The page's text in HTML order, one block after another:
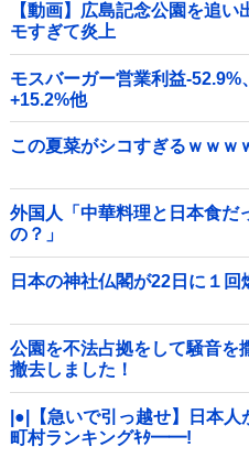
【動画】広島記念公園を追
モすぎて炎上
モスバーガー営業利益-
+15.2%他
この夏菜がシコすぎるｗｗｗ
外国人「中華料理と日本食だ
の？」
日本の神社仏閣が22日に１回
公園を不法占拠をして騒音を
撤去しました！
|●|【急いで引っ越せ】日本
町村ランキングｷﾀ━━!